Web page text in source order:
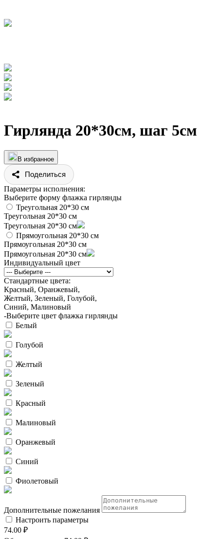
Гирлянда 20*30см, шаг 5см
В избранное
Поделиться
Параметры исполнения:
Выберите форму флажка гирлянды
Треугольная 20*30 см
Треугольная 20*30 см
Треугольная 20*30 см
Прямоугольная 20*30 см
Прямоугольная 20*30 см
Прямоугольная 20*30 см
Индивидуальный цвет
Стандартные цвета:
Красный, Оранжевый,
Желтый, Зеленый, Голубой,
Синий, Малиновый
-Выберите цвет флажка гирлянды
Белый
Голубой
Желтый
Зеленый
Красный
Малиновый
Оранжевый
Синий
Фиолетовый
Дополнительные пожелания
Настроить параметры
74.00 ₽